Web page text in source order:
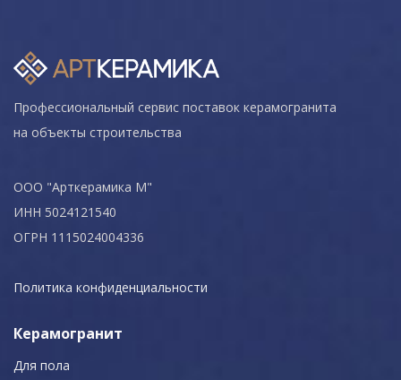
Профессиональный сервис поставок керамогранита
на объекты строительства
ООО "Арткерамика М"
ИНН 5024121540
ОГРН 1115024004336
Политика конфиденциальности
Керамогранит
Для пола